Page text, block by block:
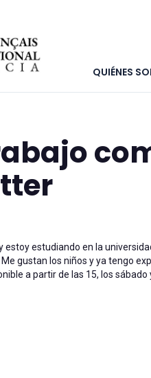
QUIÉNES
estoy estudiando en la
gustan los niños y ya tengo
a partir de las 15, los